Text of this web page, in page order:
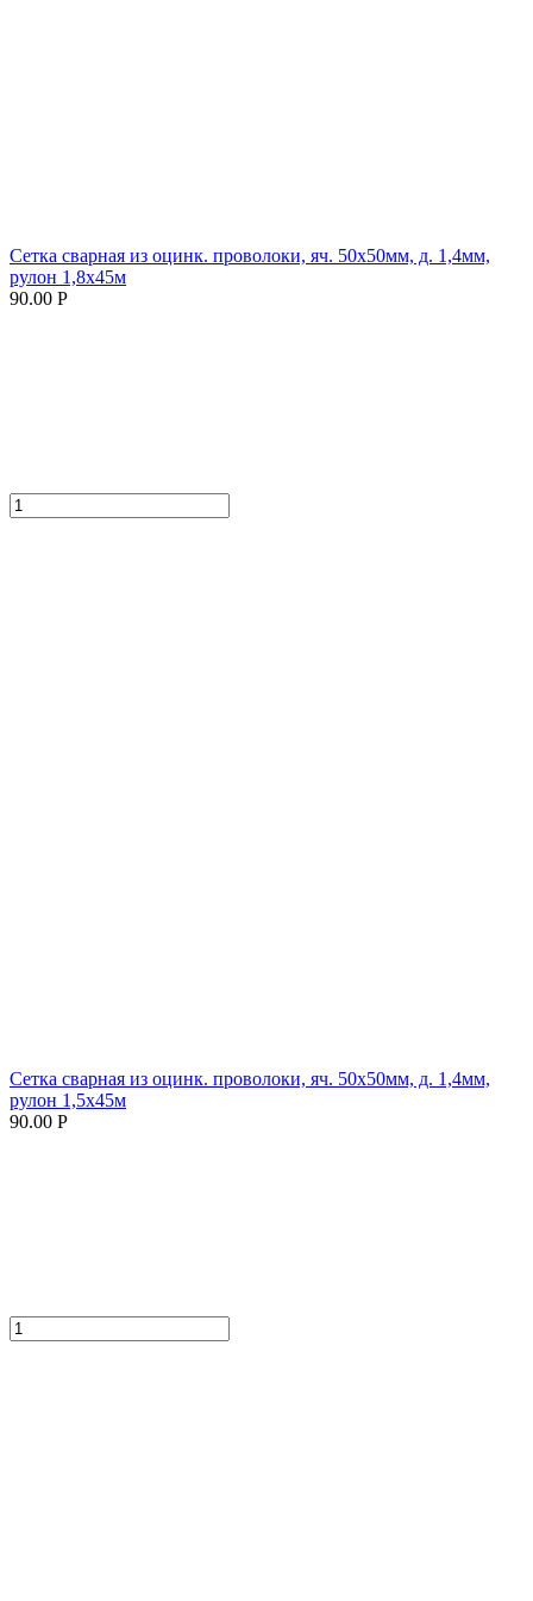
Сетка сварная из оцинк. проволоки, яч. 50х50мм, д. 1,4мм,
рулон 1,8х45м
90.00 Р
Сетка сварная из оцинк. проволоки, яч. 50х50мм, д. 1,4мм,
рулон 1,5х45м
90.00 Р